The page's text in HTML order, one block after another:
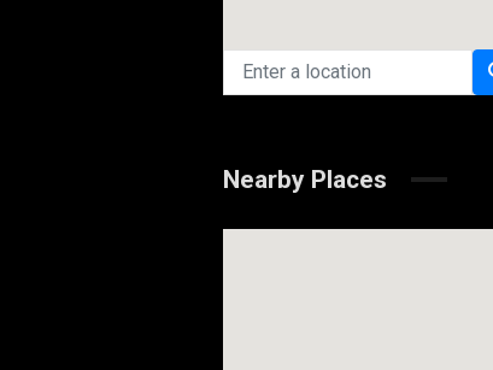
Nearby Places